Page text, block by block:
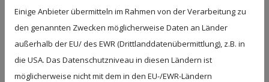
Unser Full-Service-Angebot für
Privatumzüge
Einige Anbieter übermitteln im Rahmen von der Verarbeitung zu
den genannten Zwecken möglicherweise Daten an Länder
außerhalb der EU/ des EWR (Drittlanddatenübermittlung), z.B. in
die USA. Das Datenschutzniveau in diesen Ländern ist
möglicherweise nicht mit dem in den EU-/EWR-Ländern